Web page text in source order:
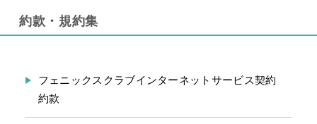
約款・規約集
フェニックスクラブインターネットサービス契約
約款